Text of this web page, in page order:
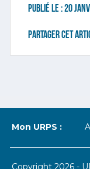
Publié le :20
Partager cet
Mon URPS :
Copyright 2026 -